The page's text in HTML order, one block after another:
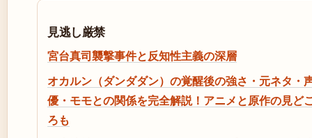
見逃し厳禁
宮台真司襲撃事件と反知性主義の深層
オカルン（ダンダダン）の覚醒後の強さ・元ネタ・
優・モモとの関係を完全解説！アニメと原作の見ど
ろも